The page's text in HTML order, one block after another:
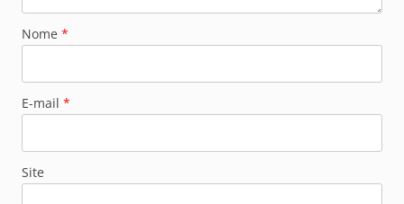
Nome *
E-mail *
Site